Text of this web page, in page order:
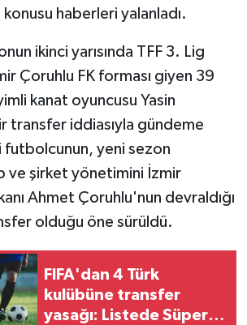
konusu haberleri yalanladı.
ikinci yarısında TFF 3. Lig
Çoruhlu FK forması giyen 39
kanat oyuncusu Yasin
transfer iddiasıyla gündeme
yeni sezon
ve şirket yönetimini İzmir
Ahmet Çoruhlu'nun devraldığı
olduğu öne sürüldü.
FIFA'dan 4 Türk
kulübüne transfer
yasağı: Listede Süper